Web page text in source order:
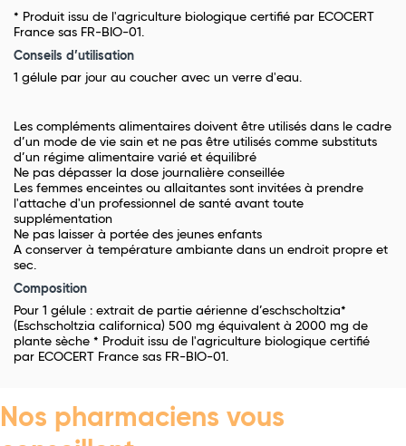
* Produit issu de l'agriculture biologique certifié par ECOCERT
France sas FR-BIO-01.
Conseils d’utilisation
1 gélule par jour au coucher avec un verre d'eau.
Les compléments alimentaires doivent être utilisés dans le cadre
d’un mode de vie sain et ne pas être utilisés comme substituts
d’un régime alimentaire varié et équilibré
Ne pas dépasser la dose journalière conseillée
Les femmes enceintes ou allaitantes sont invitées à prendre
l'attache d'un professionnel de santé avant toute
supplémentation
Ne pas laisser à portée des jeunes enfants
A conserver à température ambiante dans un endroit propre et
sec.
Composition
Pour 1 gélule : extrait de partie aérienne d’eschscholtzia*
(Eschscholtzia californica) 500 mg équivalent à 2000 mg de
plante sèche * Produit issu de l'agriculture biologique certifié
par ECOCERT France sas FR-BIO-01.
Nos pharmaciens vous